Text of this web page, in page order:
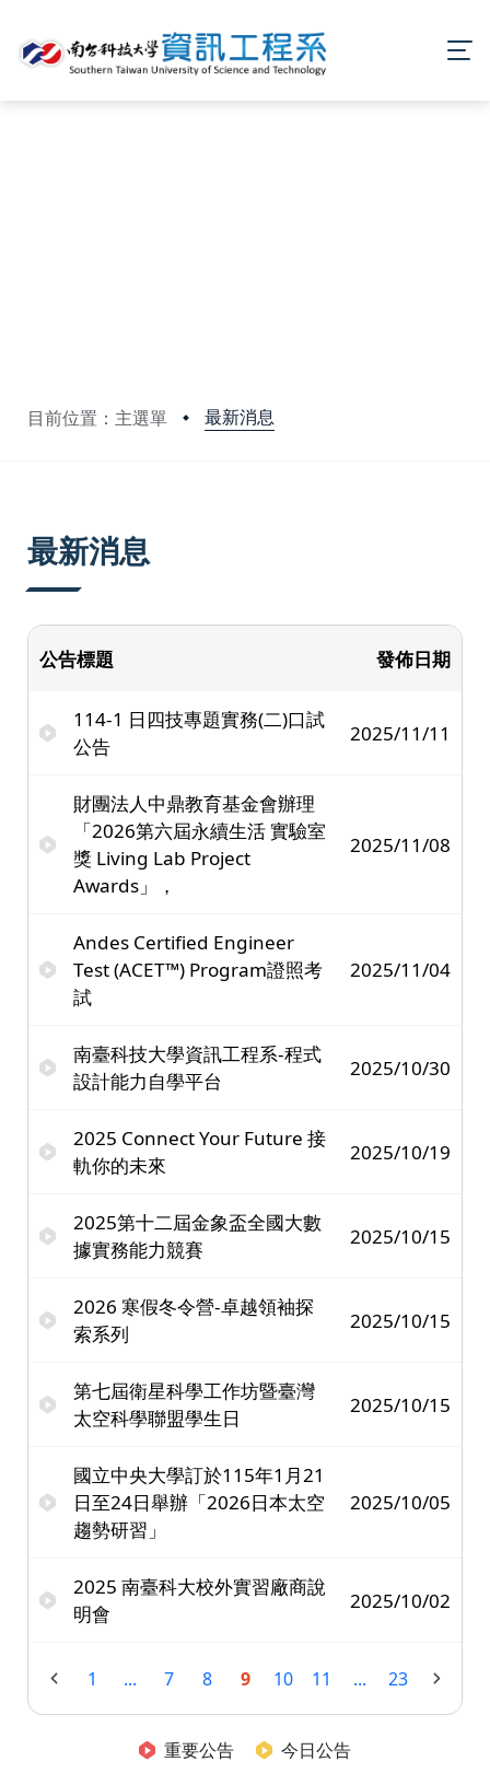
目前位置：主選單 最新消息
最新消息
公告標題 發佈日期
114-1 日四技專題實務(二)口試
公告
2025/11/11
財團法人中鼎教育基金會辦理
「2026第六屆永續生活 實驗室
獎 Living Lab Project
Awards」，
2025/11/08
Andes Certified Engineer
Test (ACET™) Program證照考
試
2025/11/04
南臺科技大學資訊工程系-程式
設計能力自學平台
2025/10/30
2025 Connect Your Future 接
軌你的未來
2025/10/19
2025第十二屆金象盃全國大數
據實務能力競賽
2025/10/15
2026 寒假冬令營-卓越領袖探
索系列
2025/10/15
第七屆衛星科學工作坊暨臺灣
太空科學聯盟學生日
2025/10/15
國立中央大學訂於115年1月21
日至24日舉辦「2026日本太空
趨勢研習」
2025/10/05
2025 南臺科大校外實習廠商說
明會
2025/10/02
1 ... 7 8 9 10 11 ... 23
重要公告
今日公告